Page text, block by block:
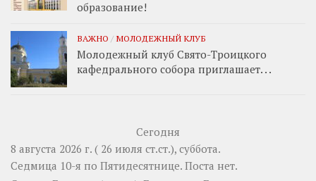
образование!
ВАЖНО / МОЛОДЕЖНЫЙ КЛУБ
Молодежный клуб Свято-Троицкого
кафедрального собора приглашает. . .
Сегодня
8 августа 2026 г. ( 26 июля ст.ст.), суббота.
Седмица 10-я по Пятидесятнице. Поста нет.